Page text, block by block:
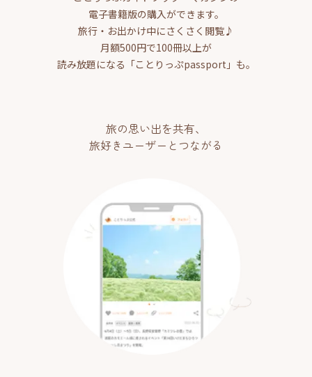
電子書籍版の購入ができます。
旅行・お出かけ中にさくさく閲覧♪
月額500円で100冊以上が
読み放題になる「ことりっぷpassport」も。
旅の思い出を共有、
旅好きユーザーとつながる